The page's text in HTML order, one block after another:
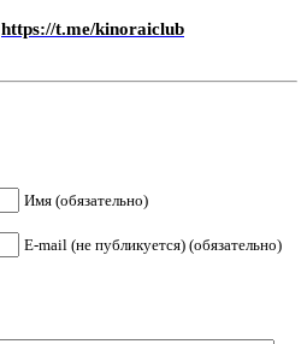
https://t.me/kinoraiclub
Имя (обязательно)
E-mail (не публикуется) (обязательно)